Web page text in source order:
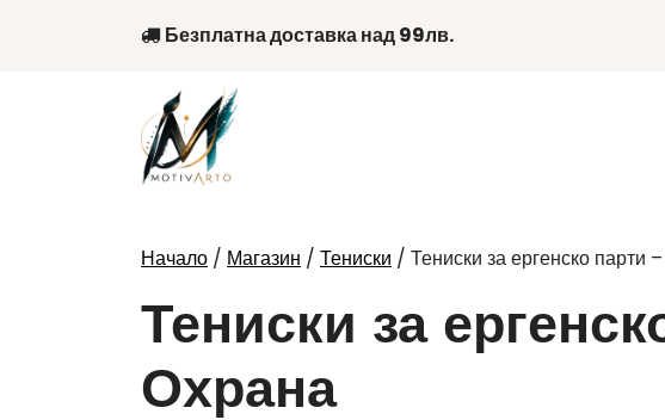
Безплатна доставка над 99лв.
Начало / Магазин / Тениски / Тениски за ергенско
Тениски за
Охрана